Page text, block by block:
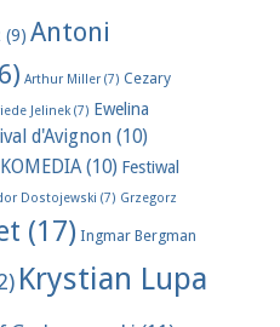
(9) Antoni
Arthur Miller(7) Cezary
Jelinek(7) Ewelina
d'Avignon (10)
(10) Festiwal
Dostojewski (7) Grzegorz
(17) Ingmar Bergman
Krystian Lupa